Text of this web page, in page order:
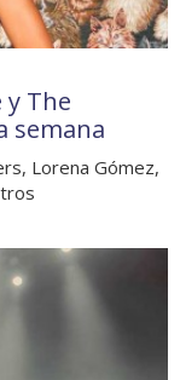
y The
semana
Lorena Gómez,